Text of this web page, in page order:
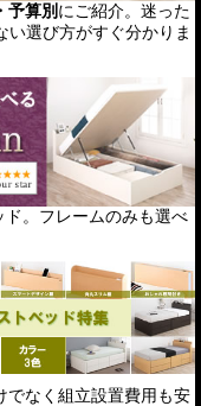
予算別 にご紹介。迷った
い選び方がすぐ分かりま
。フレームのみも選べ
でなく組立設置費用も安